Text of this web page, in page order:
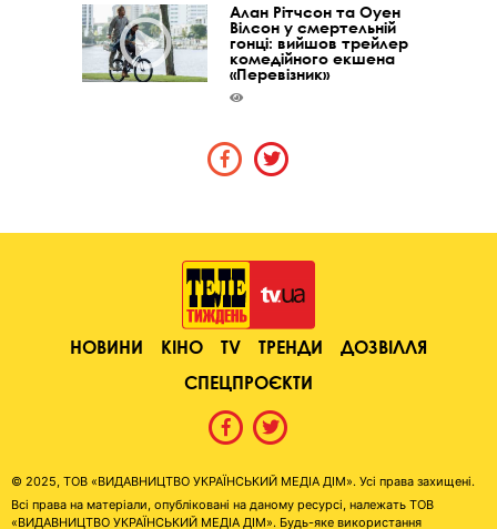
Алан Рітчсон та Оуен
Вілсон у смертельній
гонці: вийшов трейлер
комедійного екшена
«Перевізник»
НОВИНИ КІНО TV ТРЕНДИ
ДОЗВІЛЛЯ
СПЕЦПРОЄКТИ
© 2025, ТОВ «ВИДАВНИЦТВО УКРАЇНСЬКИЙ МЕДІА ДІМ». Усі права захищені.
Всі права на матеріали, опубліковані на даному ресурсі, належать ТОВ
«ВИДАВНИЦТВО УКРАЇНСЬКИЙ МЕДІА ДІМ». Будь-яке використання